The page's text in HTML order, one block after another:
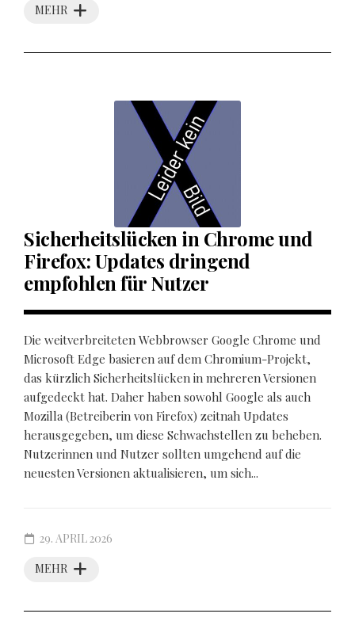
MEHR
Sicherheitslücken in Chrome und
Firefox: Updates dringend
empfohlen für Nutzer
Die weitverbreiteten Webbrowser Google Chrome und
Microsoft Edge basieren auf dem Chromium-Projekt,
das kürzlich Sicherheitslücken in mehreren Versionen
aufgedeckt hat. Daher haben sowohl Google als auch
Mozilla (Betreiberin von Firefox) zeitnah Updates
herausgegeben, um diese Schwachstellen zu beheben.
Nutzerinnen und Nutzer sollten umgehend auf die
neuesten Versionen aktualisieren, um sich...
MEHR
29. APRIL 2026